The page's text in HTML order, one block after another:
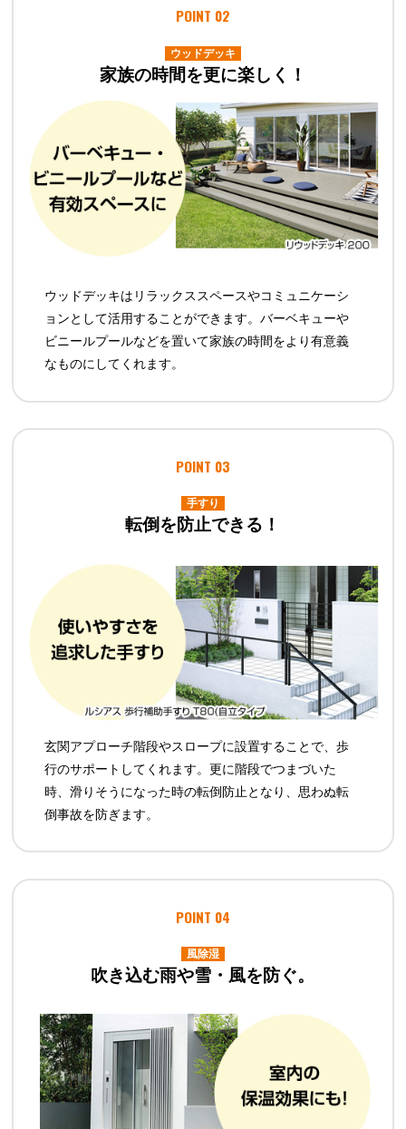
POINT 02
ウッドデッキ
家族の時間を更に楽しく！
ウッドデッキはリラックススペースやコミュニケーシ
ョンとして活用することができます。バーベキューや
ビニールプールなどを置いて家族の時間をより有意義
なものにしてくれます。
POINT 03
手すり
転倒を防止できる！
玄関アプローチ階段やスロープに設置することで、歩
行のサポートしてくれます。更に階段でつまづいた
時、滑りそうになった時の転倒防止となり、思わぬ転
倒事故を防ぎます。
POINT 04
風除湿
吹き込む雨や雪・風を防ぐ。